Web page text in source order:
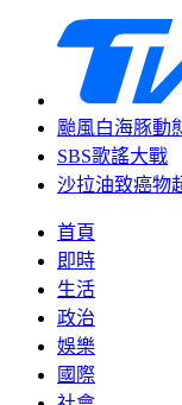
颱風白海豚動
SBS歌謠大戰
沙拉油致癌物
首頁
即時
生活
政治
娛樂
國際